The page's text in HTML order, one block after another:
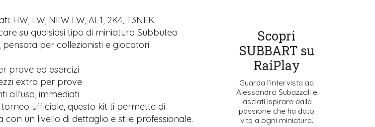
LW, NEW LW, AL1, 2K4, T3NEK
su qualsiasi tipo di miniatura Subbuteo
per collezionisti e giocatori
prove ed esercizi
extra per prove
all’uso, immediati
ufficiale, questo kit ti permette di
un livello di dettaglio e stile professionale.
Scopri
SUBBART su
RaiPlay
Guarda l’intervista ad
Alessandro Subazzoli e
lasciati ispirare dalla
passione che ha dato
vita a ogni miniatura.